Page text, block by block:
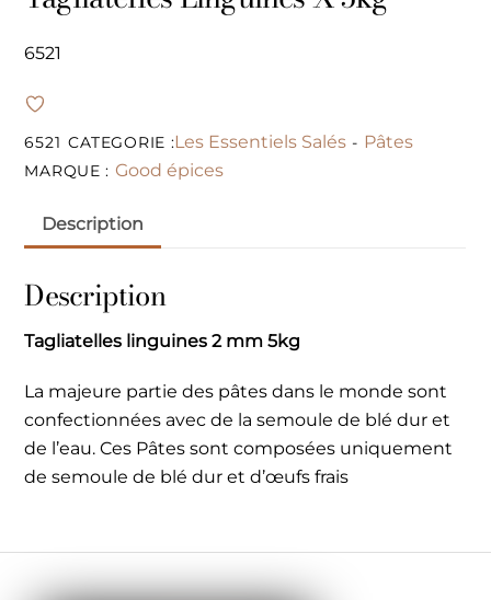
6521
6521 CATEGORIE :Les Essentiels Salés - Pâtes
MARQUE : Good épices
Description
Description
Tagliatelles linguines 2 mm 5kg
La majeure partie des pâtes dans le monde sont
confectionnées avec de la semoule de blé dur et
de l’eau. Ces Pâtes sont composées uniquement
de semoule de blé dur et d’œufs frais